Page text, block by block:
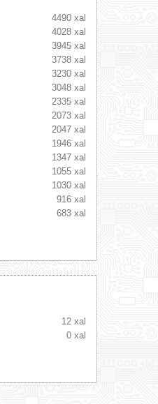
4490 xal
4028 xal
3945 xal
3738 xal
3230 xal
3048 xal
2335 xal
2073 xal
2047 xal
1946 xal
1347 xal
1055 xal
1030 xal
916 xal
683 xal
12 xal
0 xal